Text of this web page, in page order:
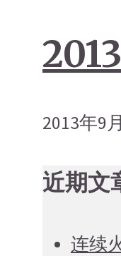
2013年9
近期文
连续